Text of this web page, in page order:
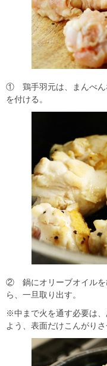
① 鶏手羽元は、まんべん
を付ける。
② 鍋にオリーブオイルを
ら、一旦取り出す。
※中まで火を通す必要は
よう、表面だけこんがりさ